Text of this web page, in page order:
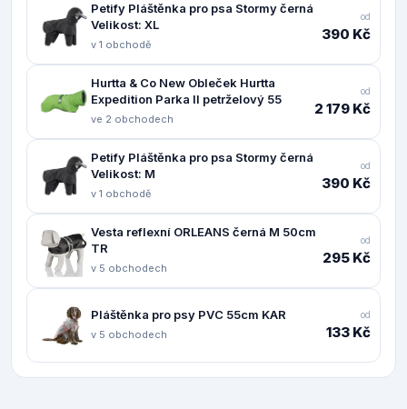
Petify Pláštěnka pro psa Stormy černá
Velikost: XL
v 1 obchodě
od
390 Kč
Hurtta & Co New Obleček Hurtta
Expedition Parka II petrželový 55
ve 2 obchodech
od
2 179 Kč
Petify Pláštěnka pro psa Stormy černá
Velikost: M
v 1 obchodě
od
390 Kč
Vesta reflexní ORLEANS černá M 50cm
TR
v 5 obchodech
od
295 Kč
Pláštěnka pro psy PVC 55cm KAR
v 5 obchodech
od
133 Kč